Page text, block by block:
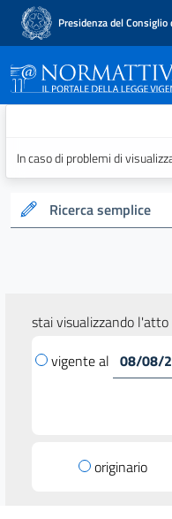
Presidenza del
In caso di problemi di
Ricerca semplice
stai visualizzando l'atto
vigente al
originario